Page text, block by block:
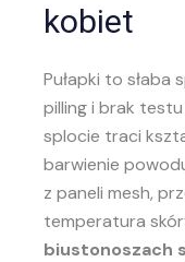
kobiet
Pułapki to
pilling i brak
splocie traci
barwienie
z paneli mesh,
temperatura
biustonoszach